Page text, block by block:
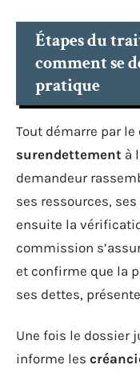
Étapes du
comment se
pratique
Tout démarre par le
surendettement à
demandeur
ses ressources,
ensuite la
commission
et confirme que la
ses dettes,
Une fois le dossier
informe les